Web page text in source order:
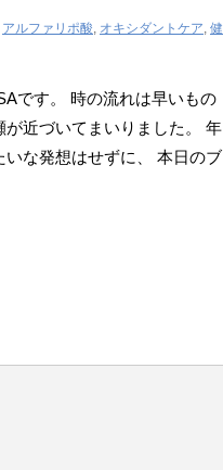
アルファリポ酸, オキシダントケア, 健
です。 時の流れは早いもの
近づいてまいりました。 年
な発想はせずに、 本日のブ